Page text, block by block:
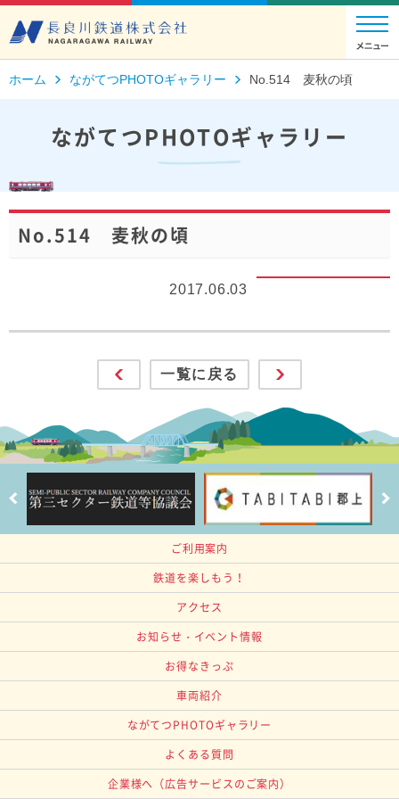
ホーム ながてつPHOTOギャラリー No.514 麦秋の頃
ながてつPHOTOギャラリー
No.514 麦秋の頃
2017.06.03
一覧に戻る
ご利用案内
鉄道を楽しもう！
アクセス
お知らせ・イベント情報
お得なきっぷ
車両紹介
ながてつPHOTOギャラリー
よくある質問
企業様へ （広告サービスのご案内）